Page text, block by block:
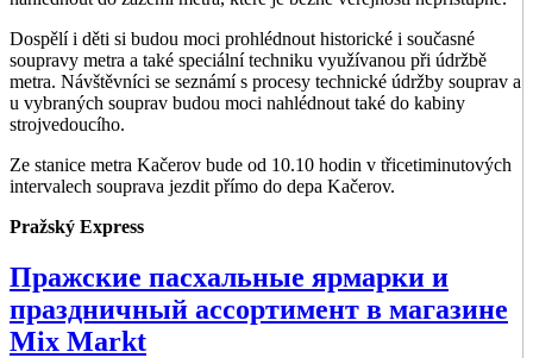
Dospělí i děti si budou moci prohlédnout historické i současné
soupravy metra a také speciální techniku využívanou při údržbě
metra. Návštěvníci se seznámí s procesy technické údržby souprav a
u vybraných souprav budou moci nahlédnout také do kabiny
strojvedoucího.
Ze stanice metra Kačerov bude od 10.10 hodin v třicetiminutových
intervalech souprava jezdit přímo do depa Kačerov.
Pražský Express
Пражские пасхальные ярмарки и
праздничный ассортимент в магазине
Mix Markt